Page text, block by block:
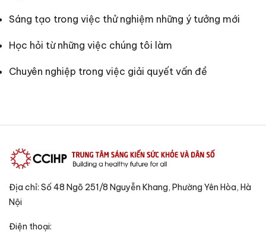
Sáng tạo trong việc thử nghiệm những ý tưởng mới
Học hỏi từ những việc chúng tôi làm
Chuyên nghiệp trong việc giải quyết vấn đề
Địa chỉ: Số 48 Ngõ 251/8 Nguyễn Khang, Phường Yên Hòa, Hà
Nội
Điện thoại: